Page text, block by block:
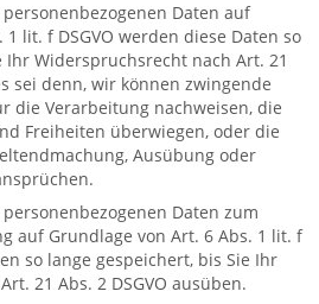
Daten auf
lit. f DSGVO werden diese Daten so
Ihr Widerspruchsrecht nach Art. 21
sei denn, wir können zwingende
die Verarbeitung nachweisen, die
Freiheiten überwiegen, oder die
Ausübung oder
Daten zum
auf Grundlage von Art. 6 Abs. 1 lit. f
so lange gespeichert, bis Sie Ihr
21 Abs. 2 DSGVO ausüben.